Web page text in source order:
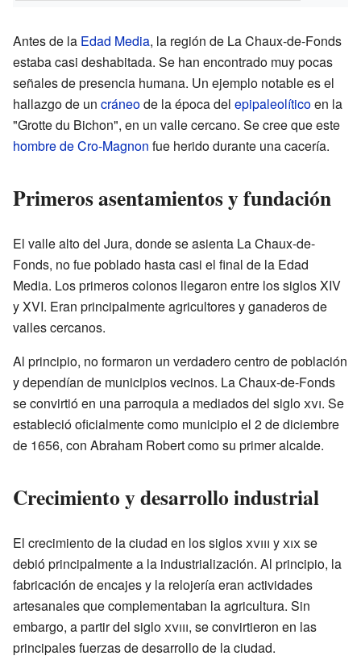
Antes de la Edad Media, la región de La Chaux-de-Fonds
estaba casi deshabitada. Se han encontrado muy pocas
señales de presencia humana. Un ejemplo notable es el
hallazgo de un cráneode la época del epipaleolíticoen la
"Grotte du Bichon", en un valle cercano. Se cree que este
hombre de Cro-Magnon fue herido durante una cacería.
Primeros asentamientos y fundación
El valle alto del Jura, donde se asienta La Chaux-de-
Fonds, no fue poblado hasta casi el final de la Edad
Media. Los primeros colonos llegaron entre los siglos XIV
y XVI. Eran principalmente agricultores y ganaderos de
valles cercanos.
Al principio, no formaron un verdadero centro de población
y dependían de municipios vecinos. La Chaux-de-Fonds
se convirtió en una parroquia a mediados del sigloxvi. Se
estableció oficialmente como municipio el 2 de diciembre
de 1656, con Abraham Robert como su primer alcalde.
Crecimiento y desarrollo industrial
El crecimiento de la ciudad en los siglosxviii yxixse
debió principalmente a la industrialización. Al principio, la
fabricación de encajes y la relojería eran actividades
artesanales que complementaban la agricultura. Sin
embargo, a partir del sigloxviii, se convirtieron en las
principales fuerzas de desarrollo de la ciudad.